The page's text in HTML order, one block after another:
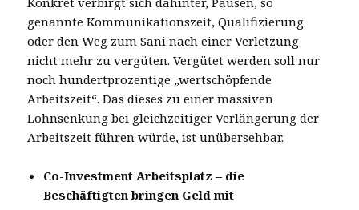
genannte Kommunikationszeit, Qualifizierung
oder den Weg zum Sani nach einer Verletzung
nicht mehr zu vergüten. Vergütet werden soll nur
noch hundertprozentige „wertschöpfende
Arbeitszeit“. Das dieses zu einer massiven
Lohnsenkung bei gleichzeitiger Verlängerung der
Arbeitszeit führen würde, ist unübersehbar.
Co-Investment Arbeitsplatz – die
Beschäftigten bringen Geld mit